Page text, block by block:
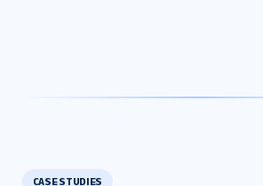
CASE STUDIES